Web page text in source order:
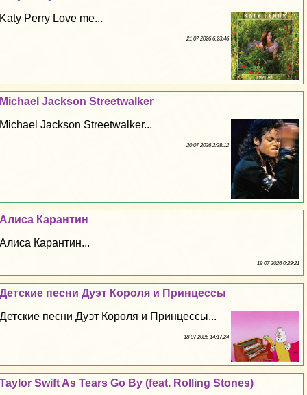
Katy Perry Love me...
21 07 2026 6:23:46
Michael Jackson Streetwalker
Michael Jackson Streetwalker...
20 07 2026 2:38:12
Алиса Карантин
Алиса Карантин...
19 07 2026 0:29:21
Детские песни Дуэт Короля и Принцессы
Детские песни Дуэт Короля и Принцессы...
18 07 2026 14:17:24
Taylor Swift As Tears Go By (feat. Rolling Stones)